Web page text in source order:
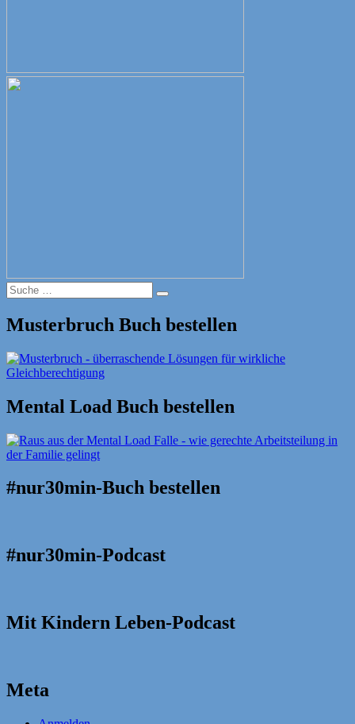
Suche
nach:
Suche
Musterbruch Buch bestellen
Mental Load Buch bestellen
#nur30min-Buch bestellen
#nur30min-Podcast
Mit Kindern Leben-Podcast
Meta